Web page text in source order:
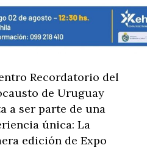
Recordatorio del
de Uruguay
a ser parte de una
única: La
edición de Expo